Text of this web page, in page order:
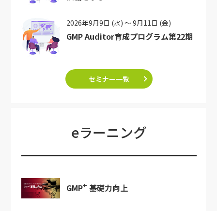
2026年9月9日 (水) ～ 9月11日 (金)
GMP Auditor育成プログラム第22期
セミナー一覧
eラーニング
GMP+ 基礎力向上